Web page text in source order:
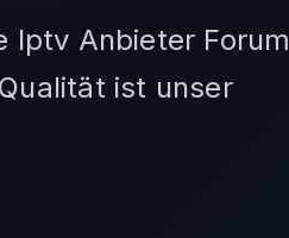
Iptv Anbieter Forum
ist unser